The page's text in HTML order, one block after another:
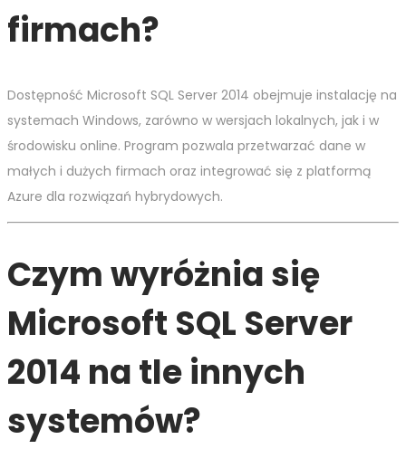
firmach?
Dostępność Microsoft SQL Server 2014 obejmuje instalację na
systemach Windows, zarówno w wersjach lokalnych, jak i w
środowisku online. Program pozwala przetwarzać dane w
małych i dużych firmach oraz integrować się z platformą
Azure dla rozwiązań hybrydowych.
Czym wyróżnia się
Microsoft SQL Server
2014 na tle innych
systemów?